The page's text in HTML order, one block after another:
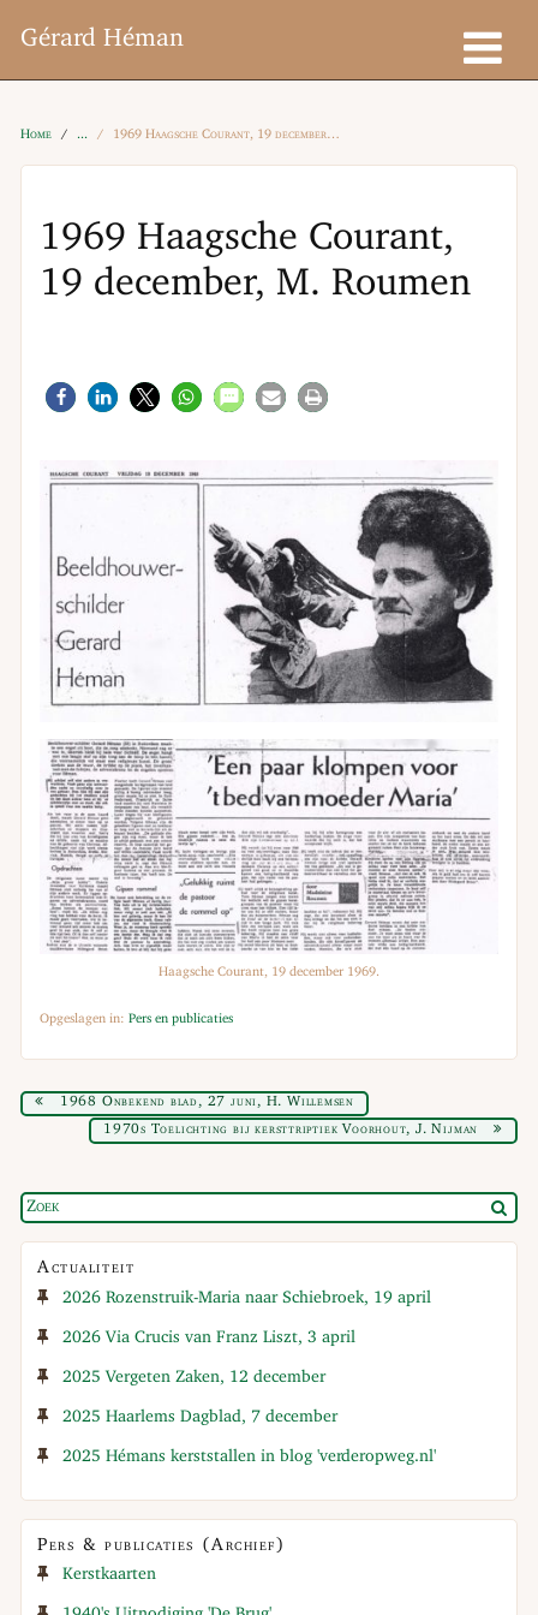
Gérard Héman
Home 1969 Haagsche Courant, 19 december, M. Roumen
1969 Haagsche Courant,
19 december, M. Roumen
Haagsche Courant, 19 december 1969.
Opgeslagen in:Pers en publicaties
1968 Onbekend blad, 27 juni, H. Willemsen
1970s Toelichting bij kersttriptiek Voorhout, J. Nijman
Actualiteit
2026 Rozenstruik-Maria naar Schiebroek, 19 april
2026 Via Crucis van Franz Liszt, 3 april
2025 Vergeten Zaken, 12 december
2025 Haarlems Dagblad, 7 december
2025 Hémans kerststallen in blog 'verderopweg.nl'
Pers & publicaties (Archief)
Kerstkaarten